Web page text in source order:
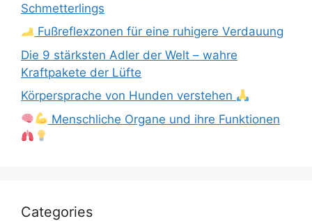
Schmetterlings
Fußreflexzonen für eine ruhigere Verdauung
Die 9 stärksten Adler der Welt – wahre
Kraftpakete der Lüfte
Körpersprache von Hunden verstehen
Menschliche Organe und ihre Funktionen
Categories